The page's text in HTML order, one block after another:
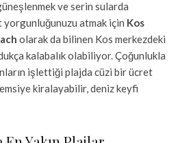
ve serin sularda
yorgunluğunuzu atmak için Kos
olarak da bilinen Kos merkezdeki
kalabalık olabiliyor. Çoğunlukla
işlettiği plajda cüzi bir ücret
kiralayabilir, deniz keyfi